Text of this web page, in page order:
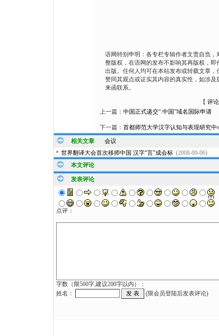
语网特别申明：各专栏专辑作者文责自负，
整版权，在语网的发布不影响其再版权，即
出版。任何人均可在本站发布或转载文章，
赞同其观点或证实其内容的真实性，如涉及
来函联系。
【 评论
上一篇： 中国正式递交“.中国”域名国际申请
下一篇： 首都师范大学汉字认知与表现研究中
相关文章
会议
世界翻译大会首次移师中国 汉字“言”成会标 (2008-09-06)
本文评论
发表评论
点评：
字数（限500字,建议200字以内）：
姓名：
(限会员登陆后发表评论)